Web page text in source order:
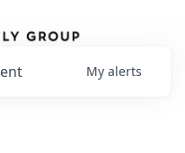
My alerts